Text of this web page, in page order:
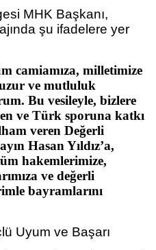
MHK Başkanı,
şu ifadelere yer
camiamıza, milletimize
ve mutluluk
Bu vesileyle, bizlere
ve Türk sporuna katkı
veren Değerli
Hasan Yıldız’a,
hakemlerimize,
ve değerli
bayramlarını
Uyum ve Başarı